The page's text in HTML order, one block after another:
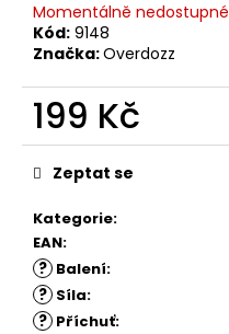
Momentálně nedostupné
Kód: 9148
Značka:Overdozz
199 Kč
Měrná
cena:
Kategorie:
EAN:
? Balení:
? Síla:
? Příchuť:
Zeptat se